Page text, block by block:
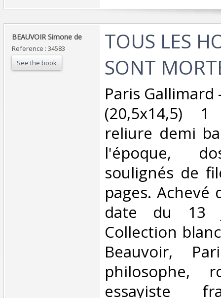
‎BEAUVOIR Simone de ‎
Reference : 34583
See the book
‎TOUS LES
SONT
‎Paris Gallimard
(20,5x14,5)
reliure demi
l'époque,
soulignés de
pages.
date du 13
Collection
Beauvoir,
philosophe,
essayiste